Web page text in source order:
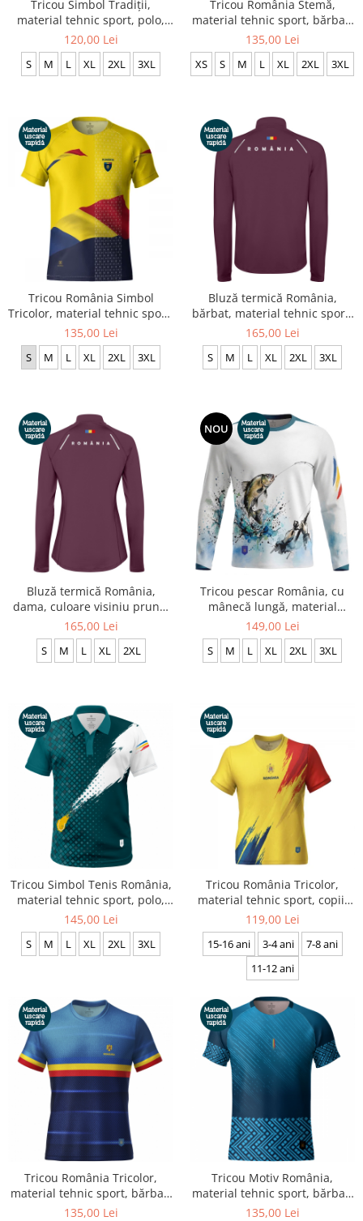
Tricou Simbol Tradiții,
material tehnic sport, polo,
bărbat, culoare albă, CS37
120,00 Lei
S M L XL 2XL 3XL
Tricou România Stemă,
material tehnic sport, bărbat,
culoare neagră, CS38
135,00 Lei
XS S M L XL 2XL 3XL
Tricou România Simbol
Tricolor, material tehnic sport,
bărbat, culoare galbenă, CS40
135,00 Lei
S M L XL 2XL 3XL
Bluză termică România,
bărbat, material tehnic sport,
culoare vișiniu prună, CS59
165,00 Lei
S M L XL 2XL 3XL
Bluză termică România,
dama, culoare visiniu pruna,
material tehnic sport CS60
165,00 Lei
S M L XL 2XL
NOU
Tricou pescar România, cu
mânecă lungă, material
tehnic sport, full print CS67
149,00 Lei
S M L XL 2XL 3XL
Tricou Simbol Tenis România,
material tehnic sport, polo,
bărbat, culoare turcoaz, CS39
145,00 Lei
S M L XL 2XL 3XL
Tricou România Tricolor,
material tehnic sport, copii,
culoare galbenă, CS46
119,00 Lei
15-16 ani 3-4 ani
7-8 ani
11-12 ani
Tricou România Tricolor,
material tehnic sport, bărbat,
culoare albastră, CS47
135,00 Lei
Tricou Motiv România,
material tehnic sport, bărbat,
culoare turcoaz, CS51
135,00 Lei